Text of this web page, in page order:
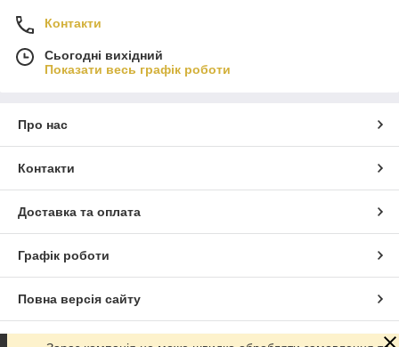
Контакти
Сьогодні вихідний
Показати весь графік роботи
Про нас
Контакти
Доставка та оплата
Графік роботи
Повна версія сайту
Сайт створено на маркетплейсіProm.ua